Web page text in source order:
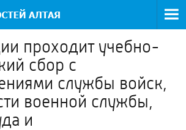
проходит учебно-
сбор с
службы войск,
военной службы,
и